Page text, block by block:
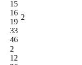
15
16
19
33
46
2
2
12